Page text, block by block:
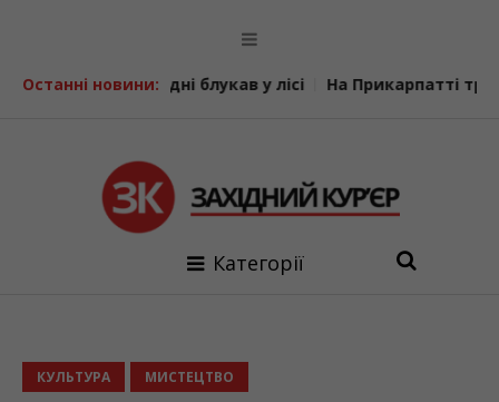
Останні новини:
дні блукав у лісі На Прикарпатті триває
Категорії
КУЛЬТУРА МИСТЕЦТВО